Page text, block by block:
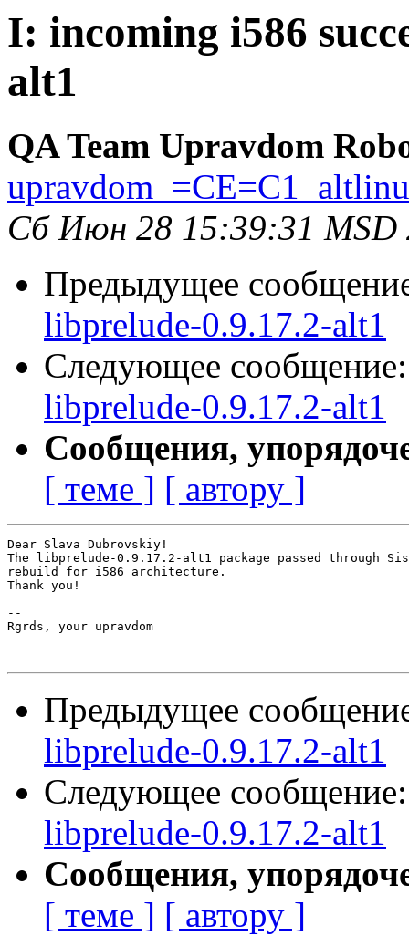
I: incoming i586
alt1
QA Team Upravdom
Сб Июн 28 15:39:31 MSD
Предыдущее
libprelude-0.9.17.2-alt1
Следующее
libprelude-0.9.17.2-alt1
Сообщения,
[ теме ] [ автору ]
Dear Slava Dubrovskiy!
The libprelude-0.9.17.2-alt1 package passed through
rebuild for i586 architecture.
Thank you!
--
Rgrds, your upravdom
Предыдущее
libprelude-0.9.17.2-alt1
Следующее
libprelude-0.9.17.2-alt1
Сообщения,
[ теме ] [ автору ]